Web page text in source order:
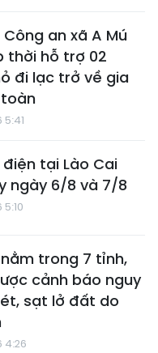
Công an xã A Mú
thời hỗ trợ 02
đi lạc trở về gia
tại Lào Cai
ngày 6/8 và 7/8
trong 7 tỉnh,
cảnh báo nguy
sạt lở đất do
4:26